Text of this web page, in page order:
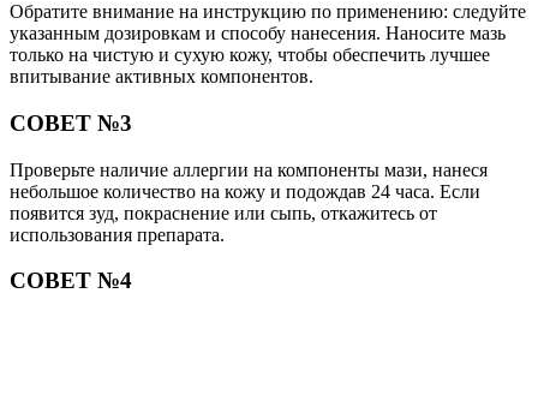
Обратите внимание на инструкцию по применению: следуйте
указанным дозировкам и способу нанесения. Наносите мазь
только на чистую и сухую кожу, чтобы обеспечить лучшее
впитывание активных компонентов.
СОВЕТ №3
Проверьте наличие аллергии на компоненты мази, нанеся
небольшое количество на кожу и подождав 24 часа. Если
появится зуд, покраснение или сыпь, откажитесь от
использования препарата.
СОВЕТ №4